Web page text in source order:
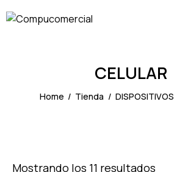
CELULAR
Home Tienda DISPOSITIVOS
Mostrando los 11 resultados